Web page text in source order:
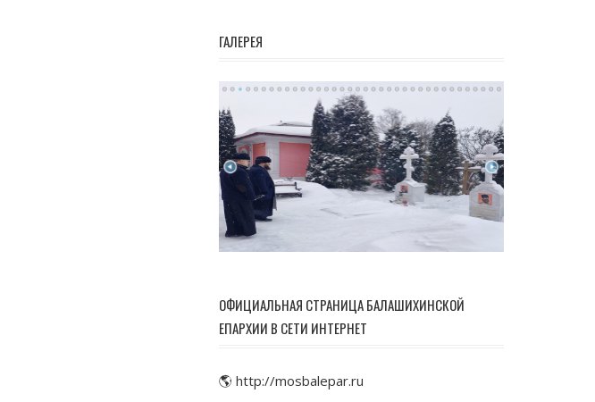
ГАЛЕРЕЯ
ОФИЦИАЛЬНАЯ СТРАНИЦА БАЛАШИХИНСКОЙ
ЕПАРХИИ В СЕТИ ИНТЕРНЕТ
🌎 http://mosbalepar.ru